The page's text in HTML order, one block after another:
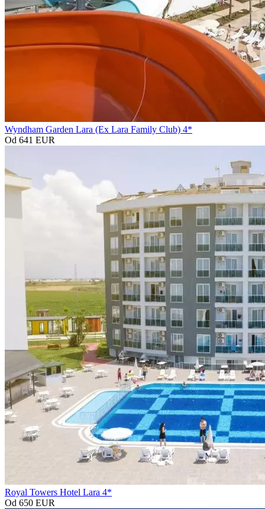
Wyndham Garden Lara (Ex Lara Family Club) 4*
Od 641 EUR
Royal Towers Hotel Lara 4*
Od 650 EUR